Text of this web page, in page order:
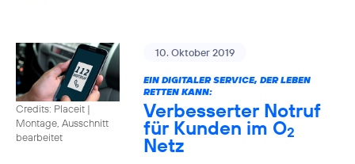
Credits: Placeit |
Montage, Ausschnitt
bearbeitet
10. Oktober 2019
EIN DIGITALER SERVICE, DER LEBEN
RETTEN KANN:
Verbesserter Notruf
für Kunden im O2
Netz